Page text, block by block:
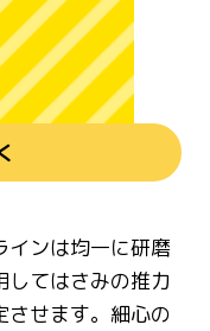
インは均一に研磨
してはさみの推力
させます。細心の